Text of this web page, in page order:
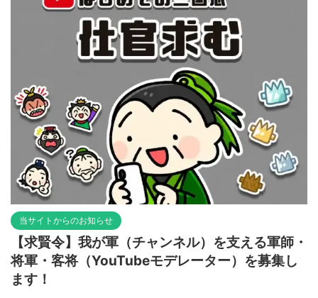
当サイトからのお知らせ
【求賢令】我が軍（チャンネル）を支える軍師・
将軍・客将（YouTubeモデレーター）を募集し
ます！